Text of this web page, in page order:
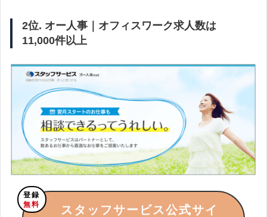
2位. オー人事｜オフィスワーク求人数は
11,000件以上
登録
無料
スタッフサービス公式サイ